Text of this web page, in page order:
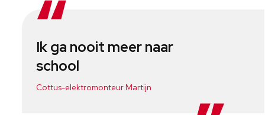
Ik ga nooit meer naar
school
Cottus-elektromonteur Martijn